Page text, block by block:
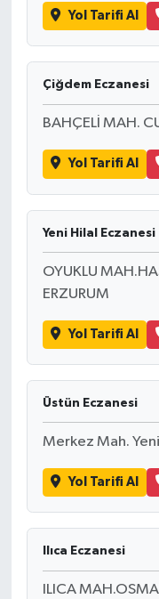
Yol Tarifi Al
Çiğdem Eczanesi
BAHÇELİ MAH.
Yol Tarifi Al
Yeni Hilal Eczanesi
OYUKLU
ERZURUM
Yol Tarifi Al
Üstün Eczanesi
Merkez Mah.
Yol Tarifi Al
Ilıca Eczanesi
ILICA